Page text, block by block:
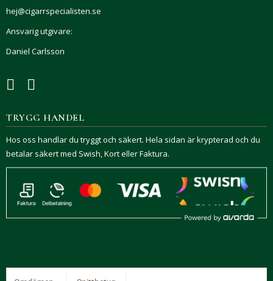
hej@cigarrspecialisten.se
Ansvarig utgivare:
Daniel Carlsson
TRYGG HANDEL
Hos oss handlar du tryggt och säkert. Hela sidan är krypterad och du
betalar säkert med Swish, Kort eller Faktura.